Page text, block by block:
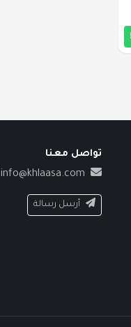
تواصل معنا
info@khlaasa.com
أرسل رسالة